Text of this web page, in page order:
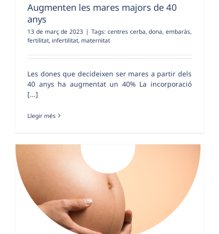
Augmenten les mares majors de 40
anys
13 de març de 2023 | Tags: centres cerba,dona, embaràs,
fertilitat, infertilitat, maternitat
Les dones que decideixen ser mares a partir dels
40 anys ha augmentat un 40% La incorporació
[...]
Llegir més